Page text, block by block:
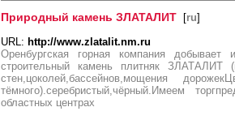
Природный камень ЗЛАТАЛИТ [ru]
URL: http://www.zlatalit.nm.ru
Оренбургская горная компания добывает
строительный камень плитняк ЗЛАТАЛИТ
стен,цоколей,бассейнов,мощения
тёмного).серебристый,чёрный.Имеем
областных центрах